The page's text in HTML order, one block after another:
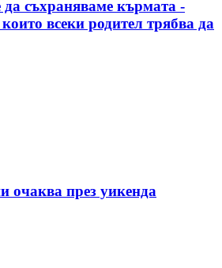
съхраняваме кърмата -
всеки родител трябва да
очаква през уикенда